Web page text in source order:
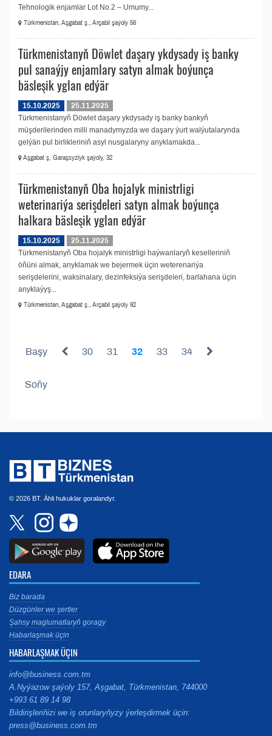
Tehnologik enjamlar Lot No.2 – Umumy...
Türkmenistan, Aşgabat ş., Arçabil şaýoly 56
Türkmenistanyň Döwlet daşary ykdysady iş banky
pul sanaýjy enjamlary satyn almak boýunça
bäsleşik yglan edýär
15.10.2025
25.11.2025
Türkmenistanyň Döwlet daşary ykdysady iş banky bankyň
müşderilerinden milli manadymyzda we daşary ýurt walýutalarynda
gelýän pul birlikleriniň asyl nusgalaryny anyklamakda...
Aşgabat ş, Garaşsyzlyk şaýoly, 32
Türkmenistanyň Oba hojalyk ministrligi
weterinariýa serişdeleri satyn almak boýunça
halkara bäsleşik yglan edýär
15.10.2025
25.11.2025
Türkmenistanyň Oba hojalyk ministrligi haýwanlaryň keselleriniň
öňüni almak, anyklamak we bejermek üçin weterenariýa
serişdelerini, waksinalary, dezinfeksiýa serişdeleri, barlahana üçin
anyklaýyş...
Türkmenistan, Aşgabat ş., Arçabil şaýoly 92
Başy 30 31 32 33 34
Soňy
© 2026 BT. Ähli hukuklar goralandyr.
EDARA
Biz barada
Düzgünler we şertler
Şahsy maglumatlaryň goragy
Habarlaşmak üçin
HABARLAŞMAK ÜÇIN
info@business.com.tm
A.Nyýazow şaýoly 157, Aşgabat, Türkmenistan, 744000
+993 61 89 14 98
Bildirişleriňizi we iş orunlaryňyzy ýerleşdirmek üçin:
press@business.com.tm